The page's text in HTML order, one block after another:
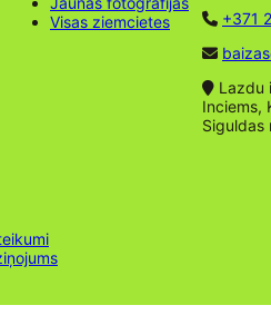
Visas ziemcietes
+371
Lazdu
Inciems,
Siguldas